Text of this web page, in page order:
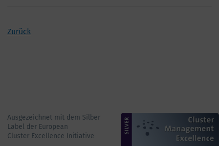
Zurück
Ausgezeichnet mit dem Silber
Label der European
Cluster Excellence Initiative